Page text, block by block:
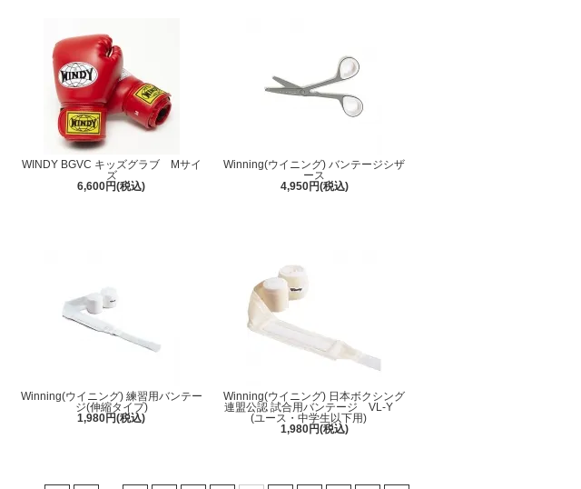
WINDY BGVC キッズグラブ Mサイ
ズ
6,600円(税込)
Winning(ウイニング) バンテージシザ
ース
4,950円(税込)
Winning(ウイニング) 練習用バンテー
ジ(伸縮タイプ)
1,980円(税込)
Winning(ウイニング) 日本ボクシング
連盟公認 試合用バンテージ VL-Y
(ユース・中学生以下用)
1,980円(税込)